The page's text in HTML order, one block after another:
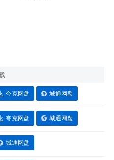
夸克网盘 城通网盘
夸克网盘 城通网盘
城通网盘